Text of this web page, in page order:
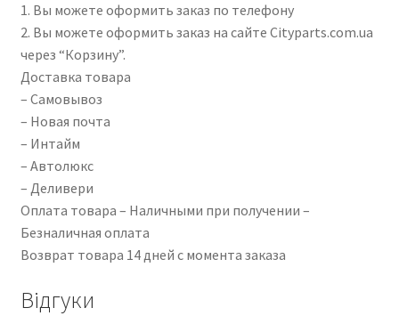
1. Вы можете оформить заказ по телефону
2. Вы можете оформить заказ на сайте Cityparts.com.ua
через “Корзину”.
Доставка товара
– Самовывоз
– Новая почта
– Интайм
– Автолюкс
– Деливери
Оплата товара – Наличными при получении –
Безналичная оплата
Возврат товара 14 дней с момента заказа
Відгуки